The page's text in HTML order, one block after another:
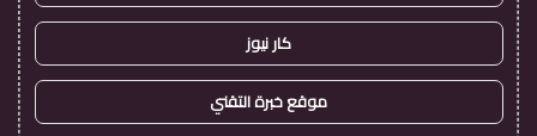
كار نيوز
موقع خبرة التقني